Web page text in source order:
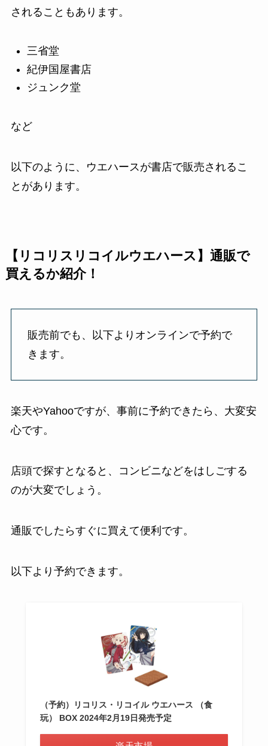
されることもあります。
三省堂
紀伊国屋書店
ジュンク堂
など
以下のように、ウエハースが書店で販売されるこ
とがあります。
【リコリスリコイルウエハース】通販で
買えるか紹介！
販売前でも、以下よりオンラインで予約で
きます。
楽天やYahooですが、事前に予約できたら、大変安
心です。
店頭で探すとなると、コンビニなどをはしごする
のが大変でしょう。
通販でしたらすぐに買えて便利です。
以下より予約できます。
（予約）リコリス・リコイル ウエハース （食
玩） BOX 2024年2月19日発売予定